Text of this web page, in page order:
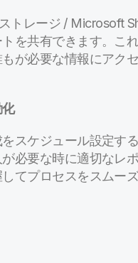
トレージ / Microsoft
を共有できます。こ
が必要な情報にアク
スケジュール設定す
必要な時に適切なレ
てプロセスをスムー